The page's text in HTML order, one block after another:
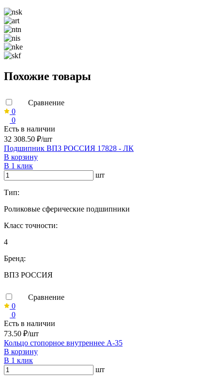
Похожие товары
Сравнение
0
0
Есть в наличии
32 308.50 ₽/шт
Подшипник ВПЗ РОССИЯ 17828 - ЛК
В корзину
В 1 клик
шт
Тип:
Роликовые сферические подшипники
Класс точности:
4
Бренд:
ВПЗ РОССИЯ
Сравнение
0
0
Есть в наличии
73.50 ₽/шт
Кольцо стопорное внутреннее А-35
В корзину
В 1 клик
шт